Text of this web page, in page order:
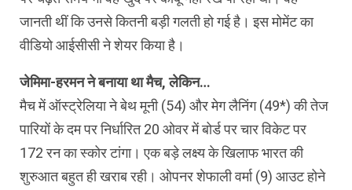
जानती थीं कि उनसे कितनी बड़ी गलती हो गई है। इस मोमेंट का
वीडियो आईसीसी ने शेयर किया है।
जेमिमा-हरमन ने बनाया था मैच, लेकिन…
मैच में ऑस्ट्रेलिया ने बेथ मूनी (54) और मेग लैनिंग (49*) की तेज
पारियों के दम पर निर्धारित 20 ओवर में बोर्ड पर चार विकेट पर
172 रन का स्कोर टांगा। एक बड़े लक्ष्य के खिलाफ भारत की
शुरुआत बहुत ही खराब रही। ओपनर शेफाली वर्मा (9) आउट होने